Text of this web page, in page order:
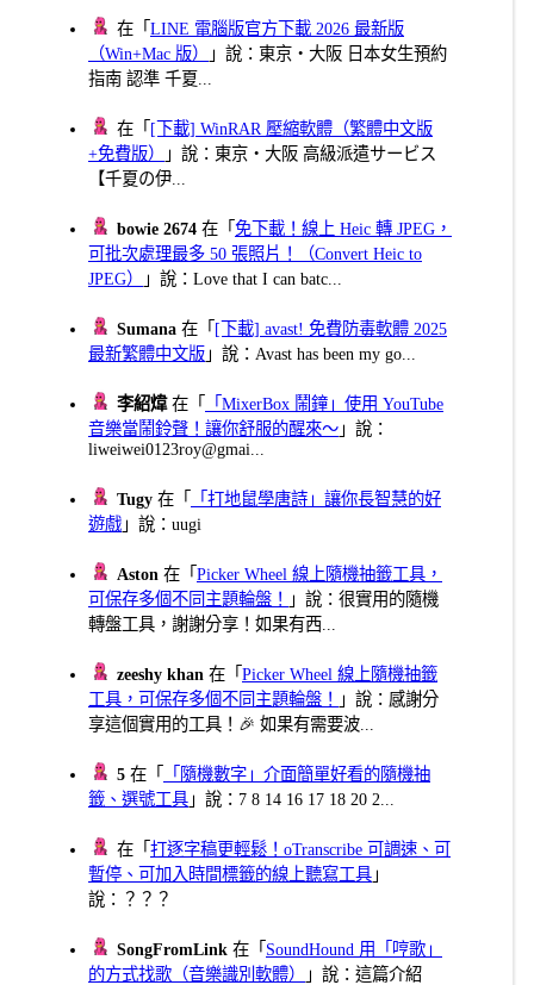
在「LINE 電腦版官方下載 2026 最新版
（Win+Mac 版）
」說：東京・大阪 日本女生預約
指南 認準 千夏...
在「 [下載] WinRAR 壓縮軟體（繁體中文版
+免費版）
」說：東京・大阪 高級派遣サービス
【千夏の伊...
bowie 2674 在「免下載！線上 Heic 轉 JPEG，
可批次處理最多 50 張照片！（Convert Heic to
JPEG）
」說：Love that I can batc...
Sumana 在「 [下載] avast! 免費防毒軟體 2025
最新繁體中文版 」說：Avast has been my go...
李紹煒在「
「MixerBox 鬧鐘」使用 YouTube
音樂當鬧鈴聲！讓你舒服的醒來～ 」說：
liweiwei0123roy@gmai...
Tugy 在「
「打地鼠學唐詩」讓你長智慧的好
遊戲 」說：uugi
Aston 在「Picker Wheel 線上隨機抽籤工具，
可保存多個不同主題輪盤！
」說：很實用的隨機
轉盤工具，謝謝分享！如果有西...
zeeshy khan 在「Picker Wheel 線上隨機抽籤
工具，可保存多個不同主題輪盤！
」說：感謝分
享這個實用的工具！🎉 如果有需要波...
5 在「
「隨機數字」介面簡單好看的隨機抽
籤、選號工具 」說：7 8 14 16 17 18 20 2...
在「打逐字稿更輕鬆！oTranscribe 可調速、可
暫停、可加入時間標籤的線上聽寫工具 」
說：？？？
SongFromLink 在「 SoundHound 用「哼歌」
的方式找歌（音樂識別軟體）
」說：這篇介紹